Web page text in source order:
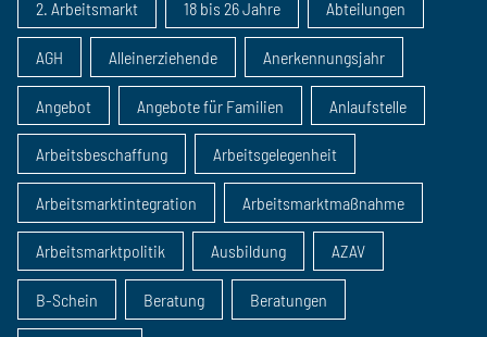
2. Arbeitsmarkt 18 bis 26 Jahre Abteilungen
AGH Alleinerziehende Anerkennungsjahr
Angebot Angebote für Familien Anlaufstelle
Arbeitsbeschaffung Arbeitsgelegenheit
Arbeitsmarktintegration Arbeitsmarktmaßnahme
Arbeitsmarktpolitik Ausbildung AZAV
B-Schein Beratung Beratungen